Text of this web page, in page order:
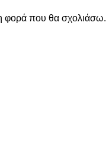
φορά που θα σχολιάσω.